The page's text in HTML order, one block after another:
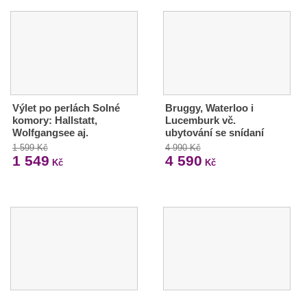
Výlet po perlách Solné
komory: Hallstatt,
Wolfgangsee aj.
1 599 Kč
1 549 Kč
Bruggy, Waterloo i
Lucemburk vč.
ubytování se snídaní
4 990 Kč
4 590 Kč